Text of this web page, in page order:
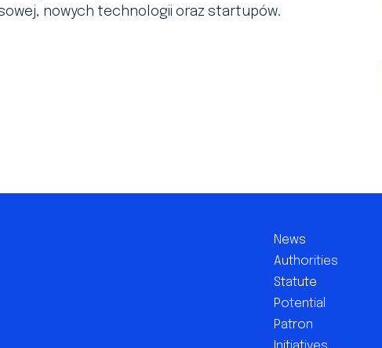
nowych technologii oraz startupów.
News
Authorities
Statute
Potential
Patron